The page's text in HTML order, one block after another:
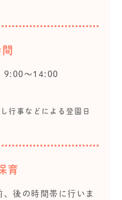
9:00～14:00
行事などによる登園日
育
後の時間帯に行いま